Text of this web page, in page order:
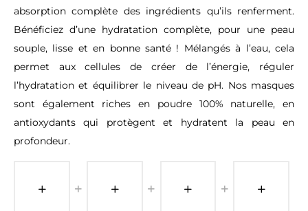
absorption complète des ingrédients qu’ils renferment.
Bénéficiez d’une hydratation complète, pour une peau
souple, lisse et en bonne santé ! Mélangés à l’eau, cela
permet aux cellules de créer de l’énergie, réguler
l’hydratation et équilibrer le niveau de pH. Nos masques
sont également riches en poudre 100% naturelle, en
antioxydants qui protègent et hydratent la peau en
profondeur.